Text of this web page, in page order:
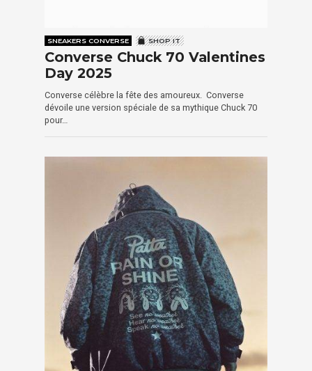
SNEAKERS CONVERSE SHOP IT
Converse Chuck 70 Valentines
Day 2025
Converse célèbre la fête des amoureux. Converse
dévoile une version spéciale de sa mythique Chuck 70
pour…